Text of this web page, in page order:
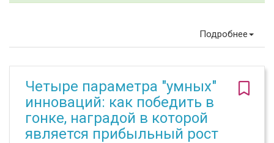
Подробнее
Четыре параметра "умных"
инноваций: как победить в
гонке, наградой в которой
является прибыльный рост